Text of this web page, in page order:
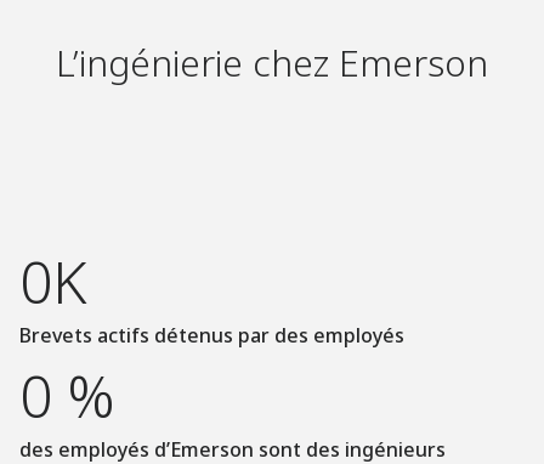
L’ingénierie chez Emerson
0K
Brevets actifs détenus par des employés
0 %
des employés d’Emerson sont des ingénieurs